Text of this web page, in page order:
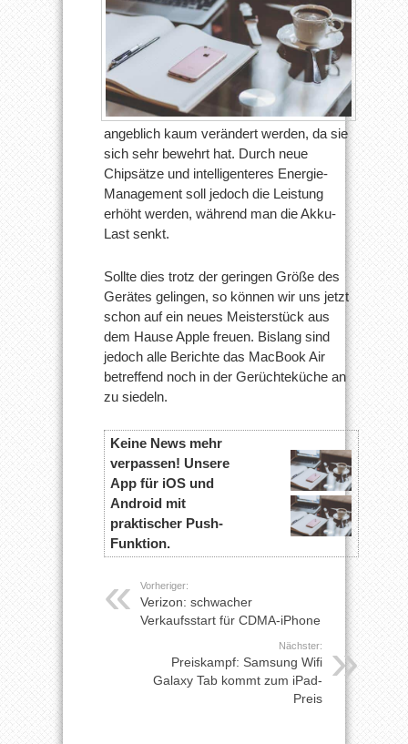
angeblich kaum verändert werden, da sie
sich sehr bewehrt hat. Durch neue
Chipsätze und intelligenteres Energie-
Management soll jedoch die Leistung
erhöht werden, während man die Akku-
Last senkt.
Sollte dies trotz der geringen Größe des
Gerätes gelingen, so können wir uns jetzt
schon auf ein neues Meisterstück aus
dem Hause Apple freuen. Bislang sind
jedoch alle Berichte das MacBook Air
betreffend noch in der Gerüchteküche an
zu siedeln.
Keine News mehr
verpassen! Unsere
App für iOS und
Android mit
praktischer Push-
Funktion.
Vorheriger:
Verizon: schwacher
Verkaufsstart für CDMA-iPhone
Nächster:
Preiskampf: Samsung Wifi
Galaxy Tab kommt zum iPad-
Preis